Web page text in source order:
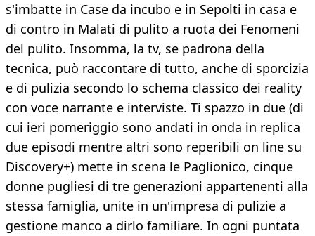
s'imbatte in Case da incubo e in Sepolti in casa e
di contro in Malati di pulito a ruota dei Fenomeni
del pulito. Insomma, la tv, se padrona della
tecnica, può raccontare di tutto, anche di sporcizia
e di pulizia secondo lo schema classico dei reality
con voce narrante e interviste. Ti spazzo in due (di
cui ieri pomeriggio sono andati in onda in replica
due episodi mentre altri sono reperibili on line su
Discovery+) mette in scena le Paglionico, cinque
donne pugliesi di tre generazioni appartenenti alla
stessa famiglia, unite in un'impresa di pulizie a
gestione manco a dirlo familiare. In ogni puntata